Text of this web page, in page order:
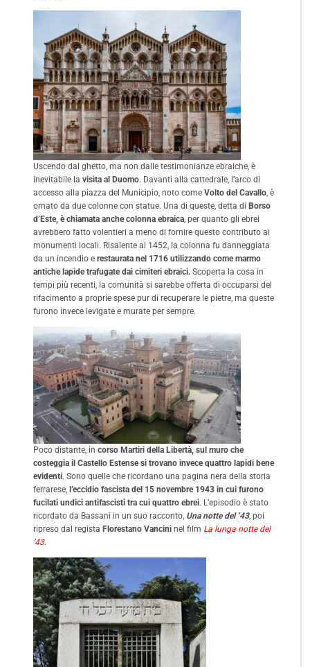
Uscendo dal ghetto, ma non dalle testimonianze ebraiche, è
inevitabile la visita al Duomo. Davanti alla cattedrale, l’arco di
accesso alla piazza del Municipio, noto come Volto del Cavallo , è
ornato da due colonne con statue. Una di queste, detta di Borso
d’Este, è chiamata anche colonna ebraica , per quanto gli ebrei
avrebbero fatto volentieri a meno di fornire questo contributo ai
monumenti locali. Risalente al 1452, la colonna fu danneggiata
da un incendio e restaurata nel 1716 utilizzando come marmo
antiche lapide trafugate dai cimiteri ebraici. Scoperta la cosa in
tempi più recenti, la comunità si sarebbe offerta di occuparsi del
rifacimento a proprie spese pur di recuperare le pietre, ma queste
furono invece levigate e murate per sempre.
Poco distante, in corso Martiri della Libertà, sul muro che
costeggia il Castello Estense si trovano invece quattro lapidi bene
evidenti. Sono quelle che ricordano una pagina nera della storia
ferrarese, l’eccidio fascista del 15 novembre 1943 in cui furono
fucilati undici antifascisti tra cui quattro ebrei. L’episodio è stato
ricordato da Bassani in un suo racconto, Una notte del ’43, poi
ripreso dal regista Florestano Vancini nel film La lunga notte del
’43.